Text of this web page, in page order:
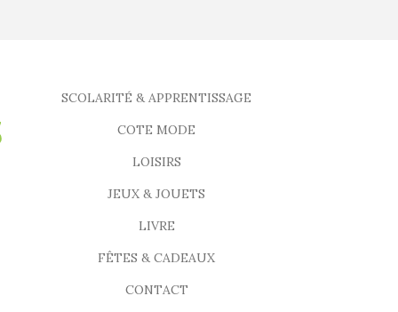
SCOLARITÉ & APPRENTISSAGE
COTE MODE
LOISIRS
JEUX & JOUETS
LIVRE
FÊTES & CADEAUX
CONTACT